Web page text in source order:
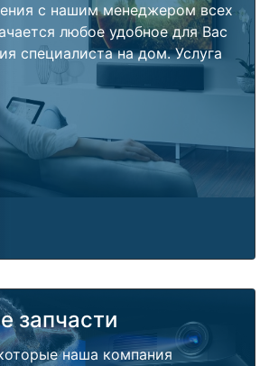
с нашим менеджером всех
любое удобное для Вас
специалиста на дом. Услуга
запчасти
наша компания